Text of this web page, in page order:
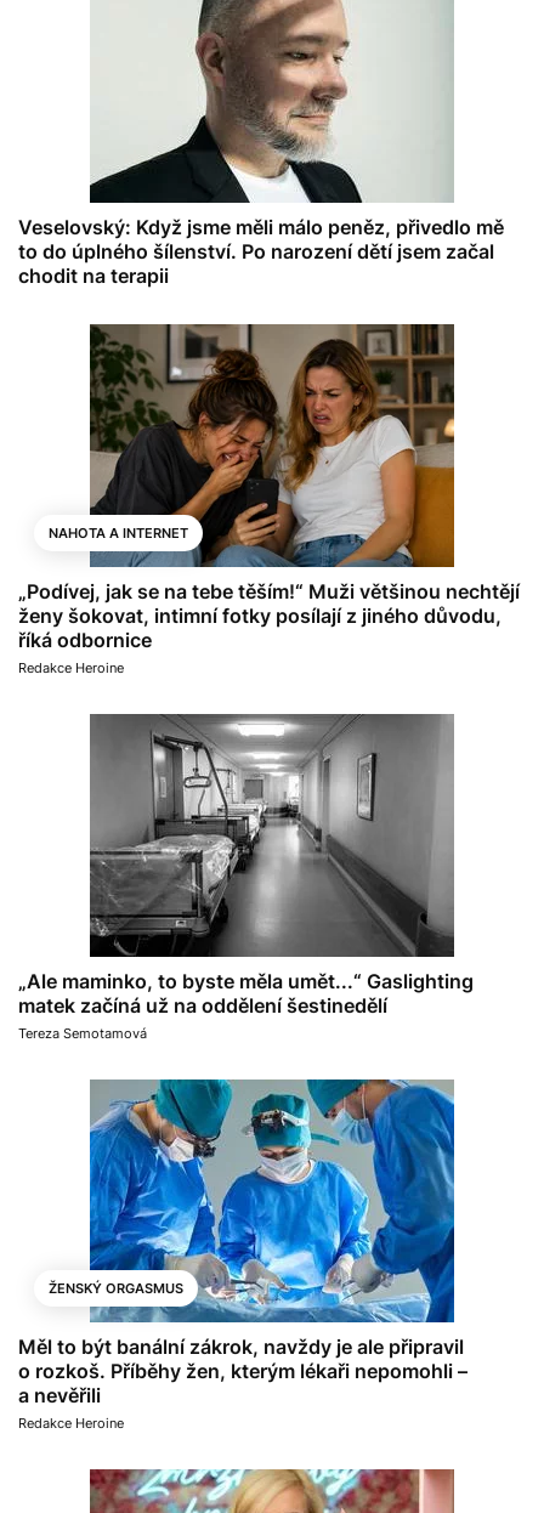
Veselovský: Když jsme měli málo peněz, přivedlo mě
to do úplného šílenství. Po narození dětí jsem začal
chodit na terapii
NAHOTA A INTERNET
„Podívej, jak se na tebe těším!“ Muži většinou nechtějí
ženy šokovat, intimní fotky posílají z jiného důvodu,
říká odbornice
Redakce Heroine
„Ale maminko, to byste měla umět...“ Gaslighting
matek začíná už na oddělení šestinedělí
Tereza Semotamová
ŽENSKÝ ORGASMUS
Měl to být banální zákrok, navždy je ale připravil
o rozkoš. Příběhy žen, kterým lékaři nepomohli –
a nevěřili
Redakce Heroine